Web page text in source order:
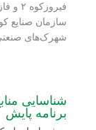
سازمان صنایع
شهرک‌های
شناسایی
برنامه پایش